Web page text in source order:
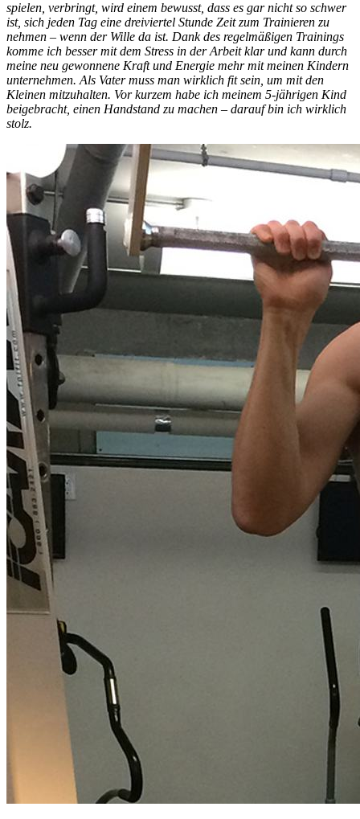
spielen, verbringt, wird einem bewusst, dass es gar nicht so schwer
ist, sich jeden Tag eine dreiviertel Stunde Zeit zum Trainieren zu
nehmen – wenn der Wille da ist. Dank des regelmäßigen Trainings
komme ich besser mit dem Stress in der Arbeit klar und kann durch
meine neu gewonnene Kraft und Energie mehr mit meinen Kindern
unternehmen. Als Vater muss man wirklich fit sein, um mit den
Kleinen mitzuhalten. Vor kurzem habe ich meinem 5-jährigen Kind
beigebracht, einen Handstand zu machen – darauf bin ich wirklich
stolz.